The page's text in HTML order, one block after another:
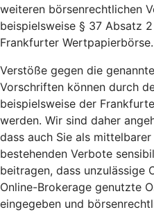
weiteren börsenrechtlichen
beispielsweise § 37 Absatz
Frankfurter Wertpapierbörse.
Verstöße gegen die
Vorschriften können durch
beispielsweise der
werden. Wir sind daher
dass auch Sie als
bestehenden Verbote
beitragen, dass unzulässige
Online-Brokerage genutzte
eingegeben und